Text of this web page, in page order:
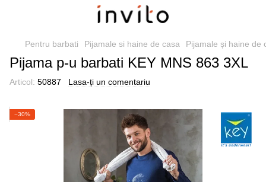
Pentru barbati Pijamale si haine de casa Pijamale și haine de
Pijama p-u barbati KEY MNS 863 3XL
Articol: 50887 Lasa-ți un comentariu
−30%